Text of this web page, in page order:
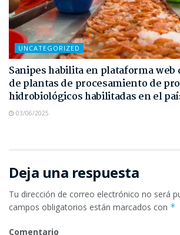
UNCATEGORIZED
Sanipes habilita en plataforma web
de plantas de procesamiento de
hidrobiológicos habilitadas en el
03/06/2025
Deja una respuesta
Tu dirección de correo electrónico no será
campos obligatorios están marcados con *
Comentario